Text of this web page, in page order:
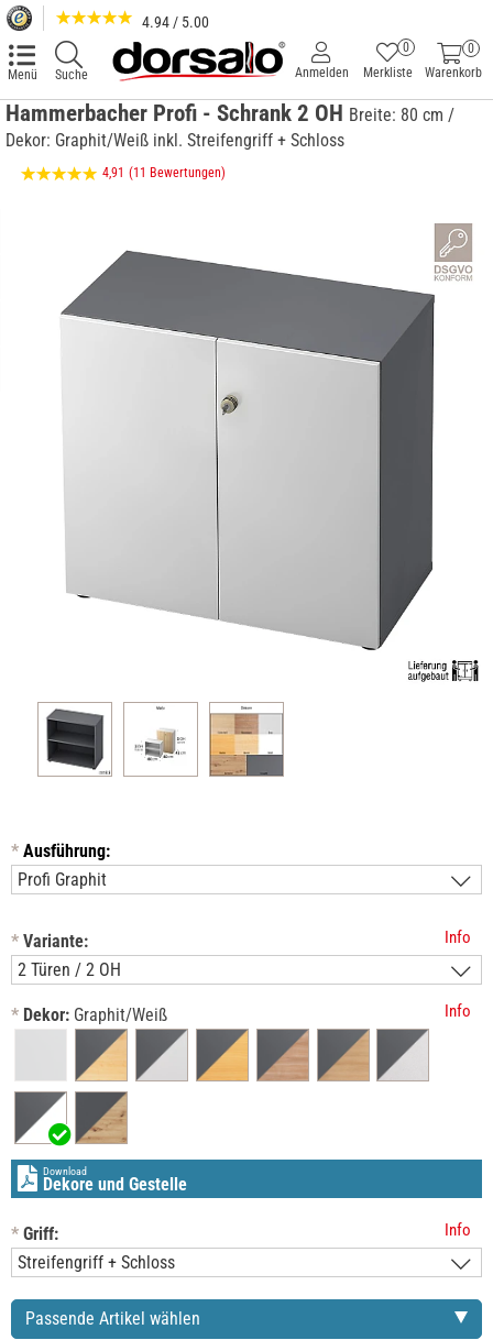
4.94 / 5.00
Menü Suche
0
Warenkorb
Merkliste
0
Anmelden
Hammerbacher Profi - Schrank 2 OH Breite: 80 cm /
Dekor: Graphit/Weiß inkl. Streifengriff + Schloss
4,91 (11 Bewertungen)
* Ausführung:
* Variante: Info
* Dekor: Graphit/Weiß Info
Download
Dekore und Gestelle
* Griff: Info
Passende Artikel wählen